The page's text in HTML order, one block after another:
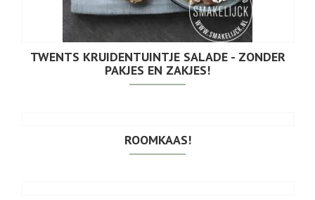
TWENTS KRUIDENTUINTJE SALADE - ZONDER
PAKJES EN ZAKJES!
ROOMKAAS!